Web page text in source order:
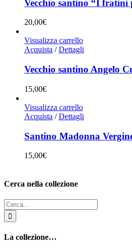
Vecchio santino “I fratini
20,00€
Visualizza carrello
Acquista / Dettagli
Vecchio santino Angelo
15,00€
Visualizza carrello
Acquista / Dettagli
Santino Madonna
15,00€
Cerca nella collezione
Cerca
per:
La collezione…